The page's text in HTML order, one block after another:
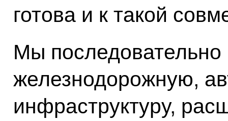
готова и к такой
Мы
железнодорожную,
инфраструктуру,